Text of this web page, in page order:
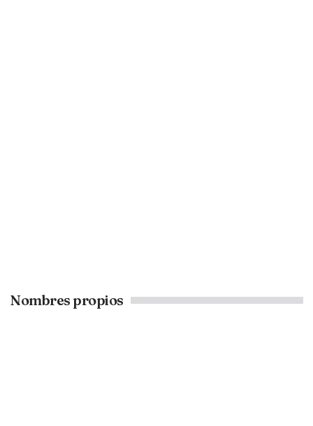
Nombres propios